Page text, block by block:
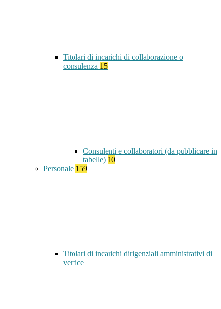
Titolari di incarichi di collaborazione o
consulenza 15
Consulenti e collaboratori (da pubblicare in
tabelle) 10
Personale 159
Titolari di incarichi dirigenziali amministrativi di
vertice